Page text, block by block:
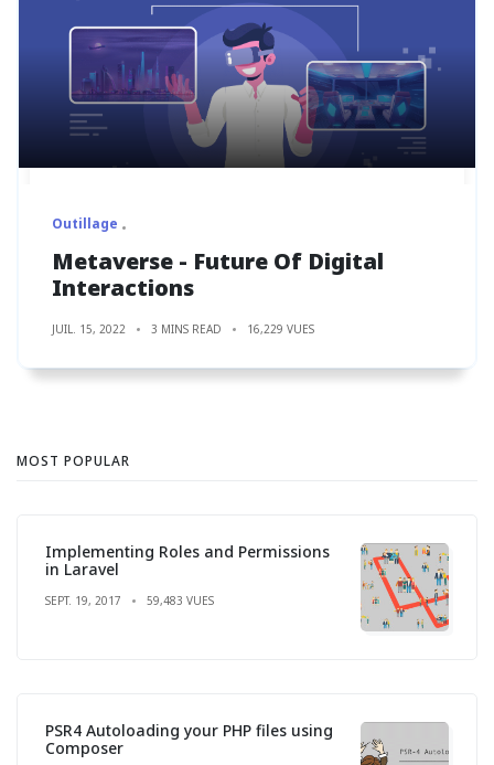
Outillage
Metaverse - Future Of Digital
Interactions
JUIL. 15, 2022 3 MINS READ 16,229 VUES
MOST POPULAR
Implementing Roles and Permissions
in Laravel
SEPT. 19, 2017 59,483 VUES
PSR4 Autoloading your PHP files using
Composer